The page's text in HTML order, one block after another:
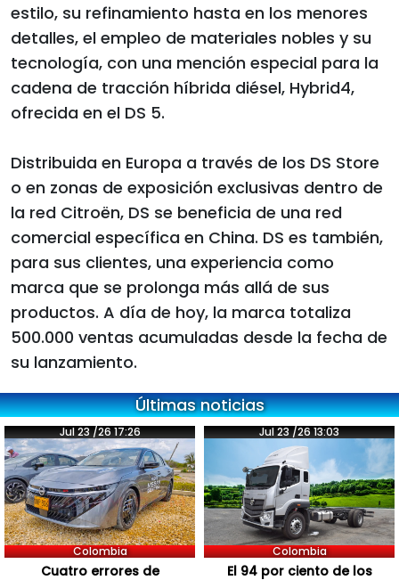
estilo, su refinamiento hasta en los menores
detalles, el empleo de materiales nobles y su
tecnología, con una mención especial para la
cadena de tracción híbrida diésel, Hybrid4,
ofrecida en el DS 5.
Distribuida en Europa a través de los DS Store
o en zonas de exposición exclusivas dentro de
la red Citroën, DS se beneficia de una red
comercial específica en China. DS es también,
para sus clientes, una experiencia como
marca que se prolonga más allá de sus
productos. A día de hoy, la marca totaliza
500.000 ventas acumuladas desde la fecha de
su lanzamiento.
Últimas noticias
Jul 23 /26 17:26
Colombia
Cuatro errores de
Jul 23 /26 13:03
Colombia
El 94 por ciento de los